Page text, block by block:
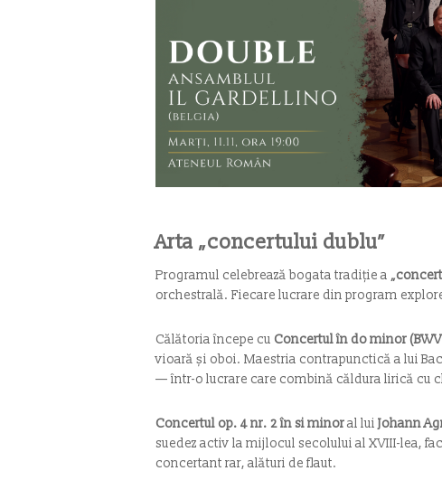
Arta „concertului dublu”
Programul celebrează bogata tradiție a
orchestrală. Fiecare lucrare din program
Călătoria începe cu Concertul în do minor (BWV
vioară și oboi. Maestria contrapunctică a lui
— într-o lucrare care combină căldura lirică cu
Concertul op. 4 nr. 2 în si minoral luiJohann
suedez activ la mijlocul secolului al XVIII-lea,
concertant rar, alături de flaut.